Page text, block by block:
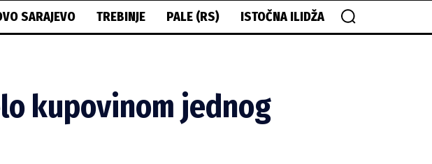
SARAJEVO TREBINJE PALE (RS) ISTOČNA ILIDŽA
kupovinom jednog